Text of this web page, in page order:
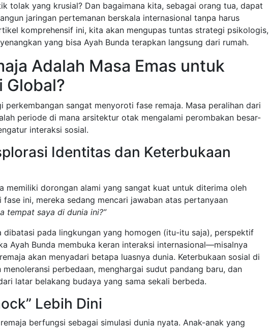
tolak yang krusial? Dan bagaimana kita, sebagai orang tua, dapat
jaringan pertemanan berskala internasional tanpa harus
komprehensif ini, kita akan mengupas tuntas strategi psikologis,
yang bisa Ayah Bunda terapkan langsung dari rumah.
Adalah Masa Emas untuk
Global?
perkembangan sangat menyoroti fase remaja. Masa peralihan dari
periode di mana arsitektur otak mengalami perombakan besar-
interaksi sosial.
Identitas dan Keterbukaan
memiliki dorongan alami yang sangat kuat untuk diterima oleh
ini, mereka sedang mencari jawaban atas pertanyaan
tempat saya di dunia ini?”
dibatasi pada lingkungan yang homogen (itu-itu saja), perspektif
Ayah Bunda membuka keran interaksi internasional—misalnya
akan menyadari betapa luasnya dunia. Keterbukaan sosial di
perbedaan, menghargai sudut pandang baru, dan
latar belakang budaya yang sama sekali berbeda.
Lebih Dini
berfungsi sebagai simulasi dunia nyata. Anak-anak yang